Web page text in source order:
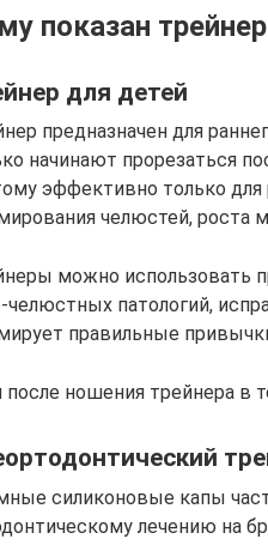
показан
для детей
предназначен для
начинают прорезаться
эффективно только для
челюстей, роста
можно использовать
челюстных патологий,
правильные
ношения трейнера в
силиконовые капы
лечению на